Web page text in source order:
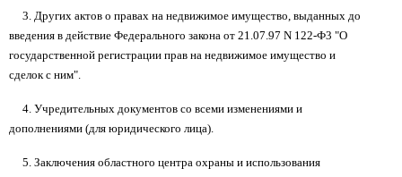
3. Других актов о правах на недвижимое имущество, выданных до
введения в действие Федерального закона от 21.07.97 N 122-Ф3 "О
государственной регистрации прав на недвижимое имущество и
сделок с ним".
4. Учредительных документов со всеми изменениями и
дополнениями (для юридического лица).
5. Заключения областного центра охраны и использования